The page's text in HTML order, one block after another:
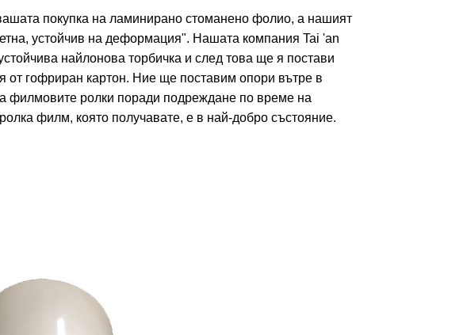
покупка на ламинирано стоманено фолио, а нашият
устойчив на деформация". Нашата компания Tai 'an
найлонова торбичка и след това ще я постави
от гофриран картон. Ние ще поставим опори вътре в
филмовите ролки поради подреждане по време на
филм, която получавате, е в най-добро състояние.